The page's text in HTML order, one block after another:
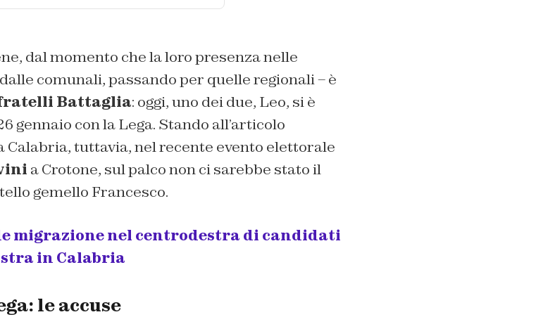
dal momento che la loro presenza nelle
comunali, passando per quelle regionali – è
Battaglia: oggi, uno dei due, Leo, si è
gennaio con la Lega. Stando all’articolo
Calabria, tuttavia, nel recente evento elettorale
a Crotone, sul palco non ci sarebbe stato il
gemello Francesco.
migrazione nel centrodestra di candidati
in Calabria
le accuse